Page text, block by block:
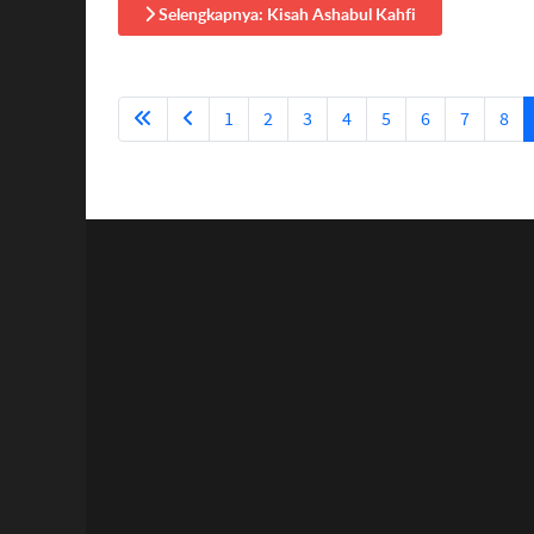
Selengkapnya: Kisah Ashabul Kahfi
1 2 3 4 5 6 7 8